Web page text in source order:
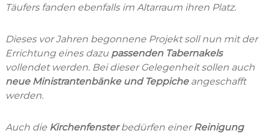
Täufers fanden ebenfalls im Altarraum ihren Platz.
Dieses vor Jahren begonnene Projekt soll nun mit der
Errichtung eines dazu passenden Tabernakels
vollendet werden. Bei dieser Gelegenheit sollen auch
neue Ministrantenbänke und Teppicheangeschafft
werden.
Auch die Kirchenfensterbedürfen einer Reinigung